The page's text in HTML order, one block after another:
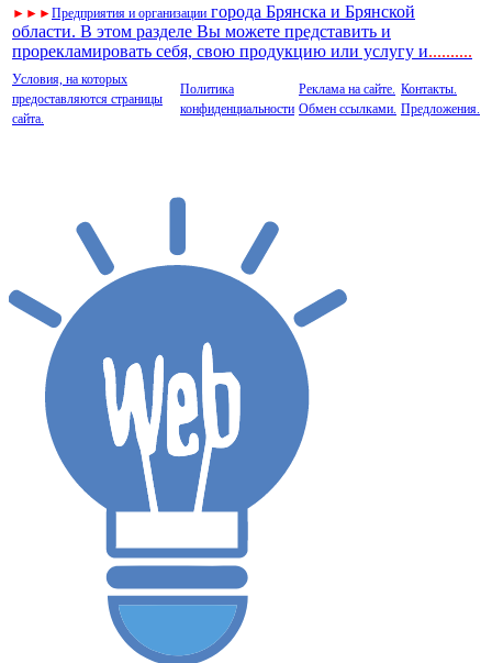
► ► ►Предприятия и организации города Брянска и Брянской
области. В этом разделе Вы можете представить и
прорекламировать себя, свою продукцию или услугу и..........
Условия, на которых
предоставляются страницы
сайта.
Политика
конфиденциальности
Реклама на сайте.
Обмен ссылками.
Контакты.
Предложения.